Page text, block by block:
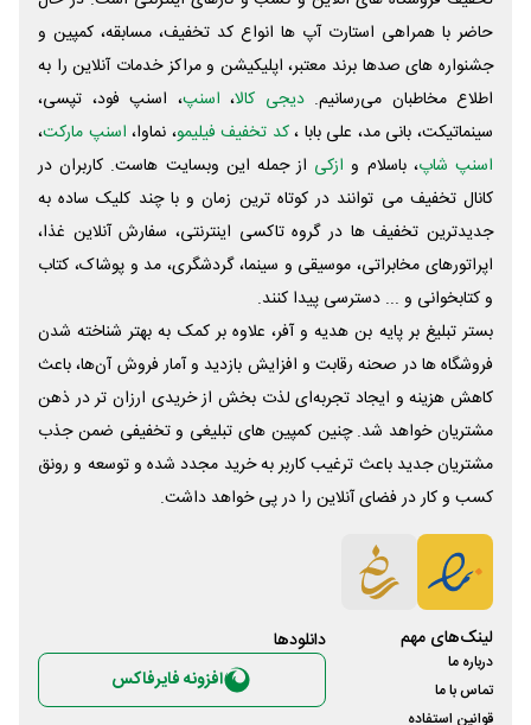
حاضر با همراهی استارت آپ ها انواع کد تخفیف، مسابقه، کمپین و
جشنواره های صدها برند معتبر، اپلیکیشن و مراکز خدمات آنلاین را به
اطلاع مخاطبان می‌رسانیم. دیجی کالا، اسنپ، اسنپ فود، تپسی،
سینماتیکت، بانی مد، علی‌ بابا ،کد تخفیف فیلیمو، نماوا، اسنپ مارکت،
اسنپ شاپ، باسلام و ازکی از جمله این وبسایت ‌هاست. کاربران در
کانال تخفیف می توانند در کوتاه ترین زمان و با چند کلیک ساده به
جدیدترین تخفیف ها در گروه تاکسی اینترنتی، سفارش آنلاین غذا،
اپراتورهای مخابراتی، موسیقی و سینما، گردشگری، مد و پوشاک، کتاب
و کتابخوانی و ... دسترسی پیدا کنند.
بستر تبلیغ بر پایه بن هدیه و آفر، علاوه بر کمک به بهتر شناخته شدن
فروشگاه ها در صحنه رقابت و افزایش بازدید و آمار فروش آن‌ها، باعث
کاهش هزینه و ایجاد تجربه‌ای لذت بخش از خریدی ارزان تر در ذهن
مشتریان خواهد شد. چنین کمپین های تبلیغی و تخفیفی ضمن جذب
مشتریان جدید باعث ترغیب کاربر به خرید مجدد شده و توسعه و رونق
کسب و کار در فضای آنلاین را در پی خواهد داشت.
لینک‌های مهم
درباره ما
تماس با ما
قوانین استفاده
دانلود‌ها
افزونه فایرفاکس